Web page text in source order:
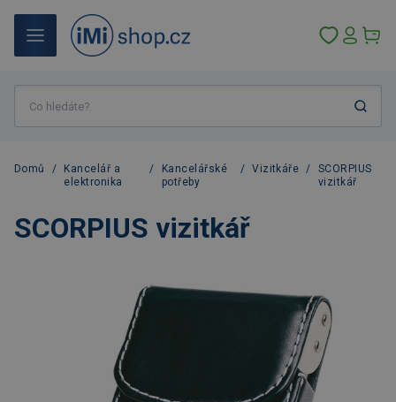
Domů /
Kancelář a
elektronika
/
Kancelářské
potřeby
/ Vizitkáře /
SCORPIUS
vizitkář
SCORPIUS vizitkář